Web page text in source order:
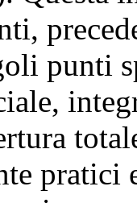
punti
pratici